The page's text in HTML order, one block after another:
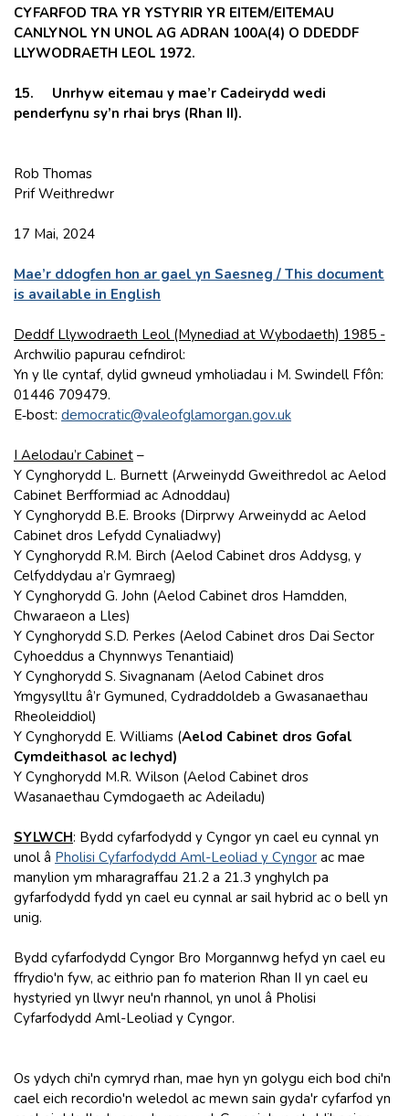
CYFARFOD TRA YR YSTYRIR YR EITEM/EITEMAU
CANLYNOL YN UNOL AG ADRAN 100A(4) O DDEDDF
LLYWODRAETH LEOL 1972.
15. Unrhyw eitemau y mae’r Cadeirydd wedi
penderfynu sy’n rhai brys (Rhan II).
Rob Thomas
Prif Weithredwr
17 Mai, 2024
Mae’r ddogfen hon ar gael yn Saesneg / This document
is available in English
Deddf Llywodraeth Leol (Mynediad at Wybodaeth) 1985 -
Archwilio papurau cefndirol:
Yn y lle cyntaf, dylid gwneud ymholiadau i M. Swindell Ffôn:
01446 709479.
E‑bost: democratic@valeofglamorgan.gov.uk
I Aelodau’r Cabinet –
Y Cynghorydd L. Burnett (Arweinydd Gweithredol ac Aelod
Cabinet Berfformiad ac Adnoddau)
Y Cynghorydd B.E. Brooks (Dirprwy Arweinydd ac Aelod
Cabinet dros Lefydd Cynaliadwy)
Y Cynghorydd R.M. Birch (Aelod Cabinet dros Addysg, y
Celfyddydau a’r Gymraeg)
Y Cynghorydd G. John (Aelod Cabinet dros Hamdden,
Chwaraeon a Lles)
Y Cynghorydd S.D. Perkes (Aelod Cabinet dros Dai Sector
Cyhoeddus a Chynnwys Tenantiaid)
Y Cynghorydd S. Sivagnanam (Aelod Cabinet dros
Ymgysylltu â’r Gymuned, Cydraddoldeb a Gwasanaethau
Rheoleiddiol)
Y Cynghorydd E. Williams (Aelod Cabinet dros Gofal
Cymdeithasol ac Iechyd)
Y Cynghorydd M.R. Wilson (Aelod Cabinet dros
Wasanaethau Cymdogaeth ac Adeiladu)
SYLWCH: Bydd cyfarfodydd y Cyngor yn cael eu cynnal yn
unol â Pholisi Cyfarfodydd Aml-Leoliad y Cyngor ac mae
manylion ym mharagraffau 21.2 a 21.3 ynghylch pa
gyfarfodydd fydd yn cael eu cynnal ar sail hybrid ac o bell yn
unig.
Bydd cyfarfodydd Cyngor Bro Morgannwg hefyd yn cael eu
ffrydio'n fyw, ac eithrio pan fo materion Rhan II yn cael eu
hystyried yn llwyr neu'n rhannol, yn unol â Pholisi
Cyfarfodydd Aml-Leoliad y Cyngor.
Os ydych chi'n cymryd rhan, mae hyn yn golygu eich bod chi'n
cael eich recordio'n weledol ac mewn sain gyda'r cyfarfod yn